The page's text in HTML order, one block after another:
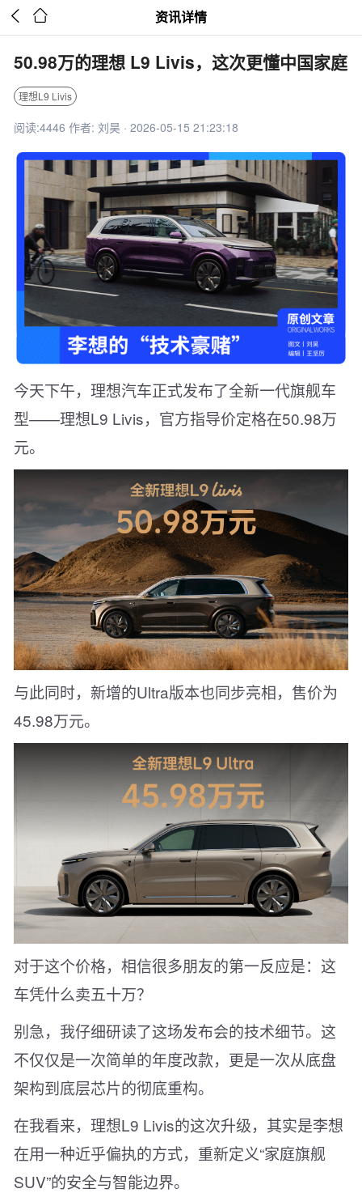
  资讯详情
50.98万的理想 L9 Livis，这次更懂中国家庭
理想L9 Livis
阅读:4446 作者: 刘昊 · 2026-05-15 21:23:18
今天下午，理想汽车正式发布了全新一代旗舰车
型——理想L9 Livis，官方指导价定格在50.98万
元。
与此同时，新增的Ultra版本也同步亮相，售价为
45.98万元。
对于这个价格，相信很多朋友的第一反应是：这
车凭什么卖五十万？
别急，我仔细研读了这场发布会的技术细节。这
不仅仅是一次简单的年度改款，更是一次从底盘
架构到底层芯片的彻底重构。
在我看来，理想L9 Livis的这次升级，其实是李想
在用一种近乎偏执的方式，重新定义“家庭旗舰
SUV”的安全与智能边界。